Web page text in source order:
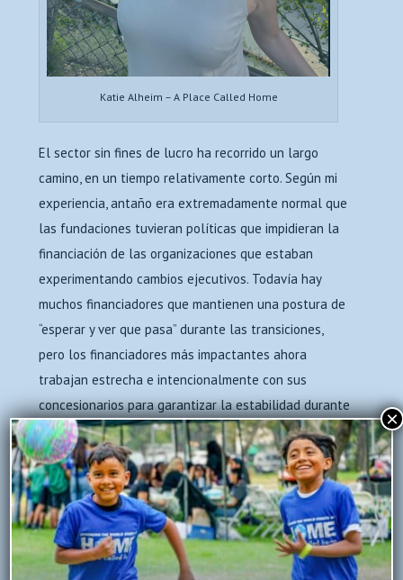
Katie Alheim – A Place Called Home
El sector sin fines de lucro ha recorrido un largo
camino, en un tiempo relativamente corto. Según mi
experiencia, antaño era extremadamente normal que
las fundaciones tuvieran políticas que impidieran la
financiación de las organizaciones que estaban
experimentando cambios ejecutivos. Todavía hay
muchos financiadores que mantienen una postura de
“esperar y ver que pasa” durante las transiciones,
pero los financiadores más impactantes ahora
trabajan estrecha e intencionalmente con sus
concesionarios para garantizar la estabilidad durante
los tiempos de cambio, especialmente cuando las
organizaciones han demostrado ser confiables e
impactantes a lo largo de los años. Este cambio de
actitud es una evolución necesaria para asegurar la
supervivencia del sector sin fines de lucro. Un estudio
nacional de liderazgo ejecutivo sin fines de lucro en
×